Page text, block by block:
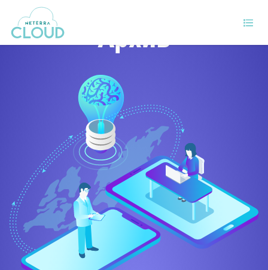
Архив